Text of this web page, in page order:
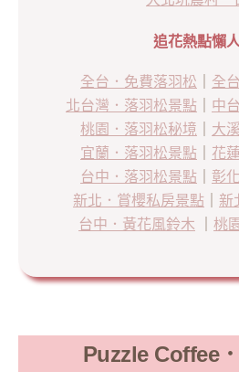
追花熱點懶
全台．免費落羽松
全
北台灣．落羽松景點
中
桃園．落羽松秘境
大
宜蘭．落羽松景點
花
台中．落羽松景點
彰
新北．賞櫻私房景點
新
台中．黃花風鈴木
桃
Puzzle Coffee